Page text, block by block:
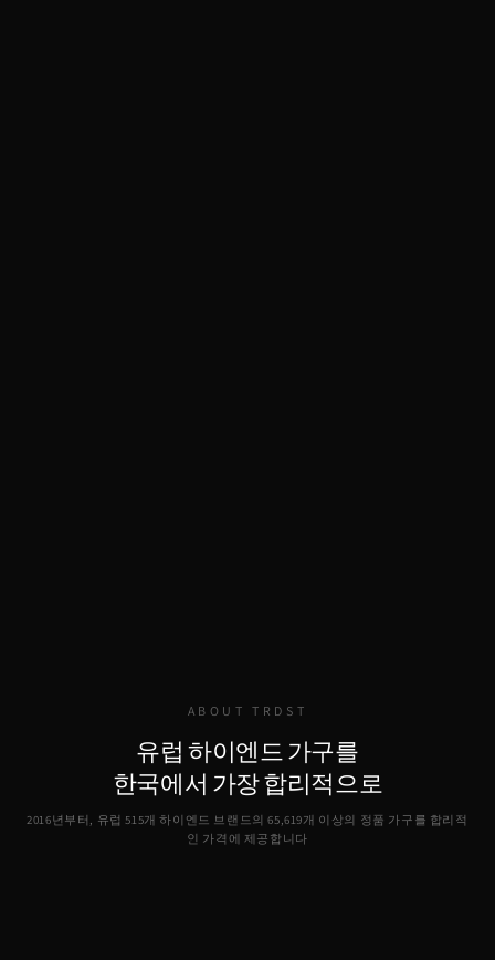
ABOUT TRDST
유럽 하이엔드 가구를
한국에서 가장 합리적으로
2016년부터, 유럽 515개 하이엔드 브랜드의65,619개 이상의 정품 가구를 합리적
인 가격에 제공합니다